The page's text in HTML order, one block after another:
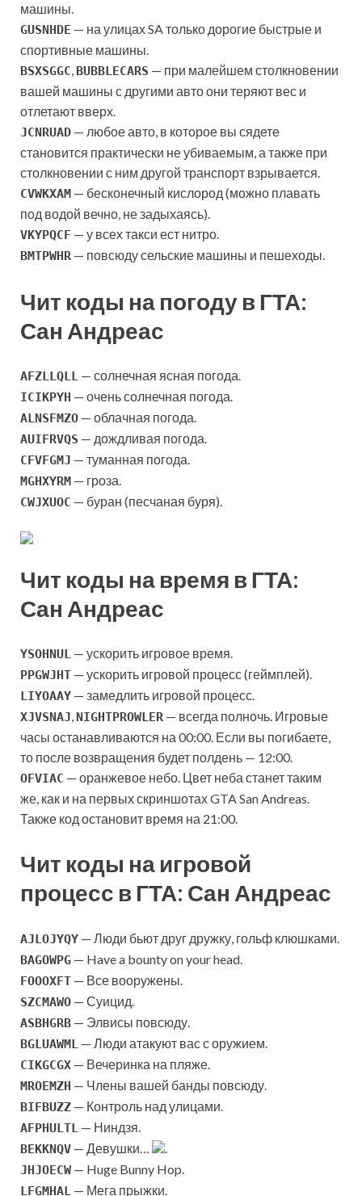
машины.
GUSNHDE — на улицах SA только дорогие быстрые и
спортивные машины.
BSXSGGC, BUBBLECARS — при малейшем столкновении
вашей машины с другими авто они теряют вес и
отлетают вверх.
JCNRUAD — любое авто, в которое вы сядете
становится практически не убиваемым, а также при
столкновении с ним другой транспорт взрывается.
CVWKXAM — бесконечный кислород (можно плавать
под водой вечно, не задыхаясь).
VKYPQCF — у всех такси ест нитро.
BMTPWHR — повсюду сельские машины и пешеходы.
Чит коды на погоду в ГТА:
Сан Андреас
AFZLLQLL — солнечная ясная погода.
ICIKPYH — очень солнечная погода.
ALNSFMZO — облачная погода.
AUIFRVQS — дождливая погода.
CFVFGMJ — туманная погода.
MGHXYRM — гроза.
CWJXUOC — буран (песчаная буря).
Чит коды на время в ГТА:
Сан Андреас
YSOHNUL — ускорить игровое время.
PPGWJHT — ускорить игровой процесс (геймплей).
LIYOAAY — замедлить игровой процесс.
XJVSNAJ,NIGHTPROWLER — всегда полночь. Игровые
часы останавливаются на 00:00. Если вы погибаете,
то после возвращения будет полдень — 12:00.
OFVIAC — оранжевое небо. Цвет неба станет таким
же, как и на первых скриншотах GTA San Andreas.
Также код остановит время на 21:00.
Чит коды на игровой
процесс в ГТА: Сан Андреас
AJLOJYQY — Люди бьют друг дружку, гольф клюшками.
BAGOWPG — Have a bounty on your head.
FOOOXFT — Все вооружены.
SZCMAWO — Суицид.
ASBHGRB — Элвисы повсюду.
BGLUAWML — Люди атакуют вас с оружием.
CIKGCGX — Вечеринка на пляже.
MROEMZH — Члены вашей банды повсюду.
BIFBUZZ — Контроль над улицами.
AFPHULTL — Ниндзя.
BEKKNQV — Девушки…
JHJOECW — Huge Bunny Hop.
LFGMHAL — Мега прыжки.